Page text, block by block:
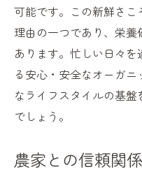
ティブな影響
地域農家を支
地元経済の活
消費者と生産
地域で育むサ
顔が見える生
可能です。この新鮮さ
理由の一つであり、栄
あります。忙しい日々
る安心・安全なオーガ
なライフスタイルの基
でしょう。
農家との信頼関